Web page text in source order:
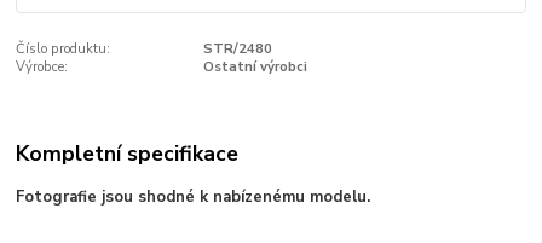
Číslo produktu:
STR/2480
Výrobce:
Ostatní výrobci
Kompletní specifikace
Fotografie jsou shodné k nabízenému modelu.